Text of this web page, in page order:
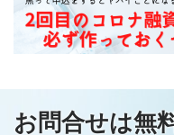
お問合せは無